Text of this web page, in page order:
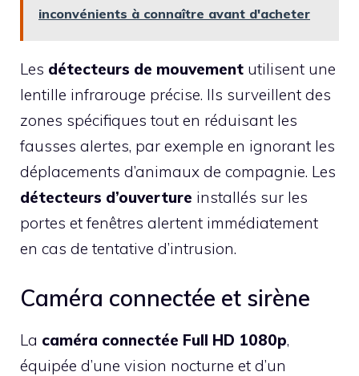
inconvénients à connaître avant d'acheter
Les détecteurs de mouvement utilisent une
lentille infrarouge précise. Ils surveillent des
zones spécifiques tout en réduisant les
fausses alertes, par exemple en ignorant les
déplacements d’animaux de compagnie. Les
détecteurs d’ouverture installés sur les
portes et fenêtres alertent immédiatement
en cas de tentative d’intrusion.
Caméra connectée et sirène
La caméra connectée Full HD 1080p,
équipée d’une vision nocturne et d’un